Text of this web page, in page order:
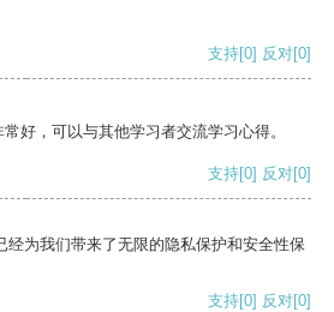
支持[0] 反对[0]
好，可以与其他学习者交流学习心得。
支持[0] 反对[0]
经为我们带来了无限的隐私保护和安全性保
支持[0] 反对[0]